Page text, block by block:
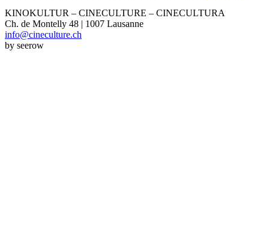
KINOKULTUR – CINECULTURE – CINECULTURA
Ch. de Montelly 48 | 1007 Lausanne
info@cineculture.ch
by seerow